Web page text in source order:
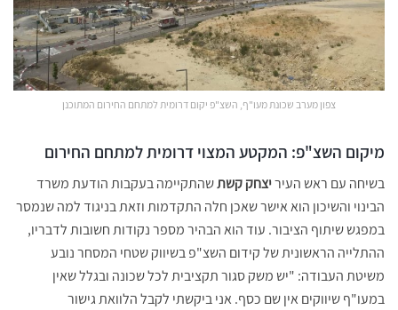
צפון מערב שכונת מעו"ף, השצ"פ יקום דרומית למתחם החירום המתוכנן
מיקום השצ"פ: המקטע המצוי דרומית למתחם החירום
בשיחה עם ראש העיריצחק קשתשהתקיימה בעקבות הודעת משרד
הבינוי והשיכון הוא אישר שאכן חלה התקדמות וזאת בניגוד למה שנמסר
במפגש שיתוף הציבור. עוד הוא הבהיר מספר נקודות חשובות לדבריו,
ההתלייה הראשונית של קידום השצ"פ בשיווק שטחי המסחר נובע
משיטת העבודה: "יש משק סגור תקציבית לכל שכונה ובגלל שאין
במעו"ף שיווקים אין שם כסף. אני ביקשתי לקבל הלוואת גישור